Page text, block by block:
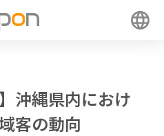
沖縄県内におけ
客の動向